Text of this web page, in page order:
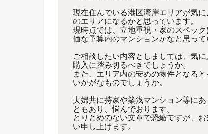
現在住んでいる港区湾岸エリアが気
のエリアになるかと思っています。
現時点では、立地重視・家のスペッ
価な予算内のマンションかなと思って
ご相談したい内容としましては、気
購入に踏み切るべきでしょうか。
また、エリア内の安めの物件となる
いかがなものでしょうか。
夫婦共に持家や築浅マンション等に
ともあり、悩んでおります。
とりとめのない文章で恐縮ですが、
い申し上げます。